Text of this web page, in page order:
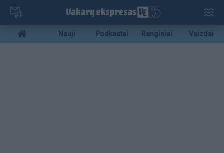
Pereiti
pagrindinį
turinį
Mobile
menu
Nauji Podkastai Renginiai Vaizdai